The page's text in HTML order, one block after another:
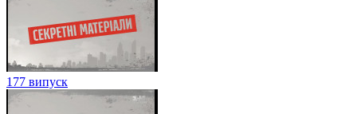
177 випуск